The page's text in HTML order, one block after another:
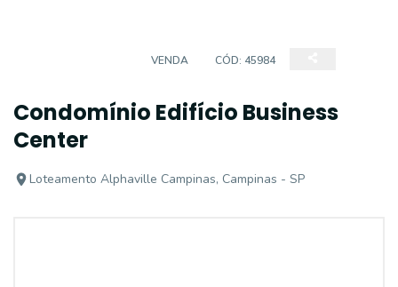
VENDA CÓD: 45984
Condomínio Edifício Business
Center
Loteamento Alphaville Campinas, Campinas - SP